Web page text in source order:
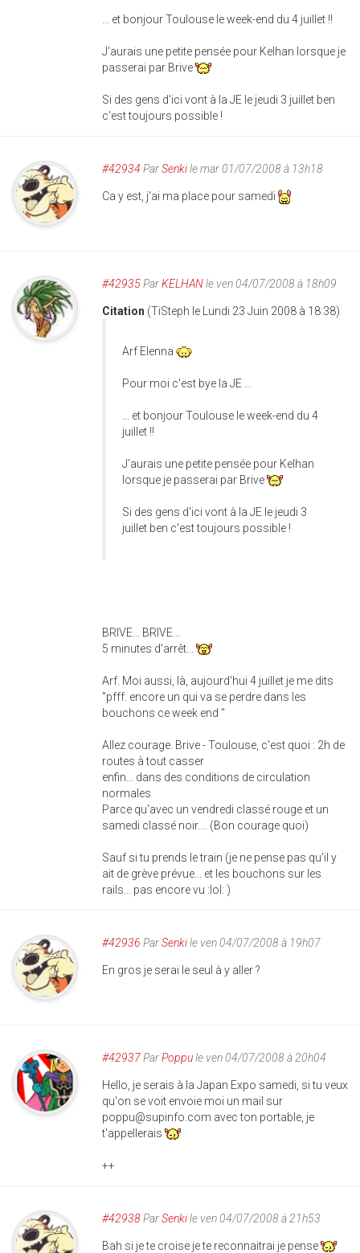
... et bonjour Toulouse le week-end du 4 juillet !!
J'aurais une petite pensée pour Kelhan lorsque je
passerai par Brive
Si des gens d'ici vont à la JE le jeudi 3 juillet ben
c'est toujours possible !
#42934 ParSenkile mar 01/07/2008 à 13h18
Ca y est, j'ai ma place pour samedi
#42935ParKELHANle ven 04/07/2008 à 18h09
Citation (TiSteph le Lundi 23 Juin 2008 à 18:38)
Arf Elenna
Pour moi c'est bye la JE ...
... et bonjour Toulouse le week-end du 4
juillet !!
J'aurais une petite pensée pour Kelhan
lorsque je passerai par Brive
Si des gens d'ici vont à la JE le jeudi 3
juillet ben c'est toujours possible !
BRIVE... BRIVE...
5 minutes d'arrêt...
Arf. Moi aussi, là, aujourd'hui 4 juillet je me dits
"pfff. encore un qui va se perdre dans les
bouchons ce week end "
Allez courage. Brive - Toulouse, c'est quoi : 2h de
routes à tout casser
enfin... dans des conditions de circulation
normales
Parce qu'avec un vendredi classé rouge et un
samedi classé noir.... (Bon courage quoi)
Sauf si tu prends le train (je ne pense pas qu'il y
ait de grève prévue... et les bouchons sur les
rails... pas encore vu :lol: )
#42936 ParSenkile ven 04/07/2008 à 19h07
En gros je serai le seul à y aller ?
#42937ParPoppule ven 04/07/2008 à 20h04
Hello, je serais à la Japan Expo samedi, si tu veux
qu'on se voit envoie moi un mail sur
poppu@supinfo.com avec ton portable, je
t'appellerais
++
#42938ParSenkile ven 04/07/2008 à 21h53
Bah si je te croise je te reconnaitrai je pense